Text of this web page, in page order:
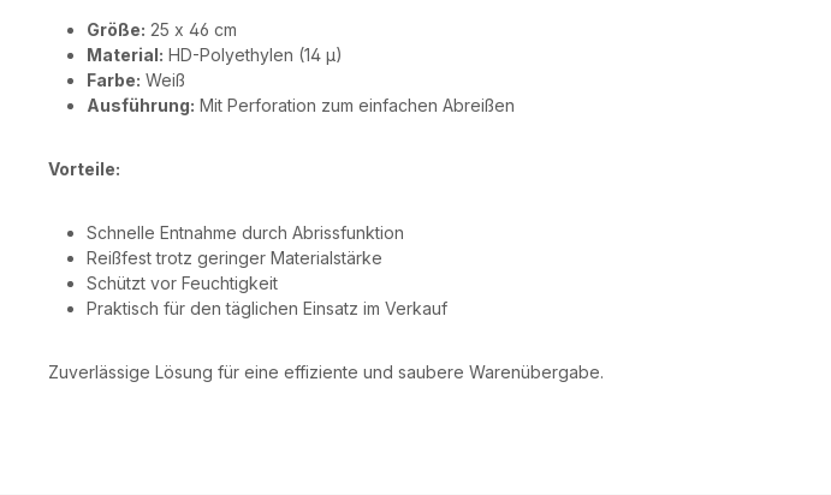
Größe: 25 x 46 cm
Material: HD-Polyethylen (14 µ)
Farbe: Weiß
Ausführung: Mit Perforation zum einfachen Abreißen
Vorteile:
Schnelle Entnahme durch Abrissfunktion
Reißfest trotz geringer Materialstärke
Schützt vor Feuchtigkeit
Praktisch für den täglichen Einsatz im Verkauf
Zuverlässige Lösung für eine effiziente und saubere Warenübergabe.